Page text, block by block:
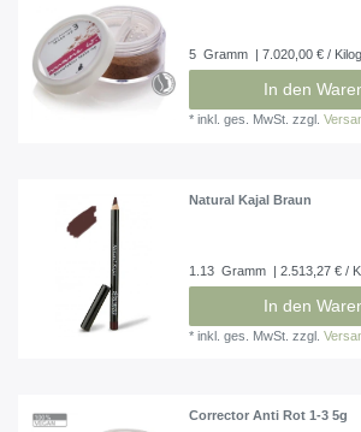
5 Gramm | 7.020,00 € /
In den
*inkl. ges. MwSt. zzgl.
Natural Kajal Braun
1.13 Gramm | 2.513,27 € /
In den
*inkl. ges. MwSt. zzgl.
Corrector Anti Rot 1-3 5g